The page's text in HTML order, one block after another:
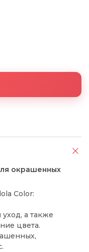
окрашенных
Color:
уход, а также
цвета.